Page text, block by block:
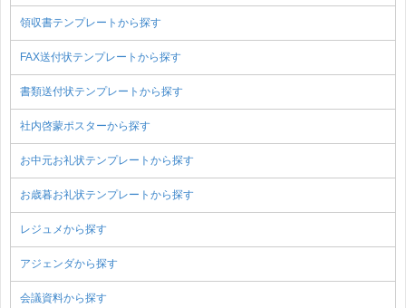
領収書テンプレートから探す
FAX送付状テンプレートから探す
書類送付状テンプレートから探す
社内啓蒙ポスターから探す
お中元お礼状テンプレートから探す
お歳暮お礼状テンプレートから探す
レジュメから探す
アジェンダから探す
会議資料から探す